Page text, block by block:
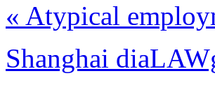
« Atypical
Shanghai